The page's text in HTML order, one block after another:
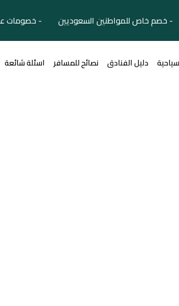
خاص للمواطنين السعوديين - خصومات
دليل الفنادق نصائح للمسافر اسئلة شائعة